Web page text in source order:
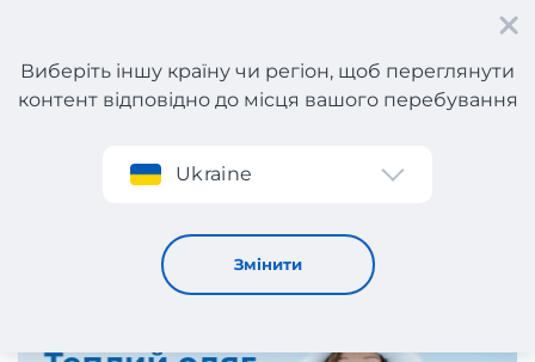
Реєстрація
Виберіть іншу країну чи регіон, щоб переглянути
контент відповідно до місця вашого перебування
Ukraine
Змінити
Теплі речі на зиму 2025-2026!